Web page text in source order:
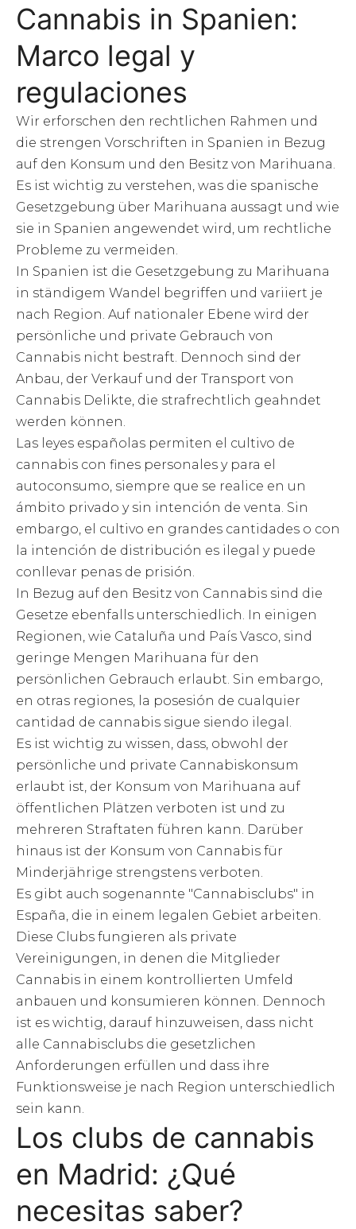
Cannabis in Spanien:
Marco legal y
regulaciones
Wir erforschen den rechtlichen Rahmen und
die strengen Vorschriften in Spanien in Bezug
auf den Konsum und den Besitz von Marihuana.
Es ist wichtig zu verstehen, was die spanische
Gesetzgebung über Marihuana aussagt und wie
sie in Spanien angewendet wird, um rechtliche
Probleme zu vermeiden.
In Spanien ist die Gesetzgebung zu Marihuana
in ständigem Wandel begriffen und variiert je
nach Region. Auf nationaler Ebene wird der
persönliche und private Gebrauch von
Cannabis nicht bestraft. Dennoch sind der
Anbau, der Verkauf und der Transport von
Cannabis Delikte, die strafrechtlich geahndet
werden können.
Las leyes españolas permiten el cultivo de
cannabis con fines personales y para el
autoconsumo, siempre que se realice en un
ámbito privado y sin intención de venta. Sin
embargo, el cultivo en grandes cantidades o con
la intención de distribución es ilegal y puede
conllevar penas de prisión.
In Bezug auf den Besitz von Cannabis sind die
Gesetze ebenfalls unterschiedlich. In einigen
Regionen, wie Cataluña und País Vasco, sind
geringe Mengen Marihuana für den
persönlichen Gebrauch erlaubt. Sin embargo,
en otras regiones, la posesión de cualquier
cantidad de cannabis sigue siendo ilegal.
Es ist wichtig zu wissen, dass, obwohl der
persönliche und private Cannabiskonsum
erlaubt ist, der Konsum von Marihuana auf
öffentlichen Plätzen verboten ist und zu
mehreren Straftaten führen kann. Darüber
hinaus ist der Konsum von Cannabis für
Minderjährige strengstens verboten.
Es gibt auch sogenannte "Cannabisclubs" in
España, die in einem legalen Gebiet arbeiten.
Diese Clubs fungieren als private
Vereinigungen, in denen die Mitglieder
Cannabis in einem kontrollierten Umfeld
anbauen und konsumieren können. Dennoch
ist es wichtig, darauf hinzuweisen, dass nicht
alle Cannabisclubs die gesetzlichen
Anforderungen erfüllen und dass ihre
Funktionsweise je nach Region unterschiedlich
sein kann.
Los clubs de cannabis
en Madrid: ¿Qué
necesitas saber?